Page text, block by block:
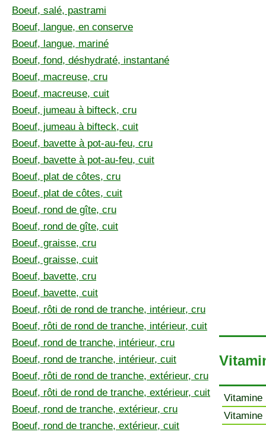
Boeuf, salé, pastrami
Boeuf, langue, en conserve
Boeuf, langue, mariné
Boeuf, fond, déshydraté, instantané
Boeuf, macreuse, cru
Boeuf, macreuse, cuit
Boeuf, jumeau à bifteck, cru
Boeuf, jumeau à bifteck, cuit
Boeuf, bavette à pot-au-feu, cru
Boeuf, bavette à pot-au-feu, cuit
Boeuf, plat de côtes, cru
Boeuf, plat de côtes, cuit
Boeuf, rond de gîte, cru
Boeuf, rond de gîte, cuit
Boeuf, graisse, cru
Boeuf, graisse, cuit
Boeuf, bavette, cru
Boeuf, bavette, cuit
Boeuf, rôti de rond de tranche, intérieur, cru
Boeuf, rôti de rond de tranche, intérieur, cuit
Boeuf, rond de tranche, intérieur, cru
Boeuf, rond de tranche, intérieur, cuit
Boeuf, rôti de rond de tranche, extérieur, cru
Boeuf, rôti de rond de tranche, extérieur, cuit
Boeuf, rond de tranche, extérieur, cru
Boeuf, rond de tranche, extérieur, cuit
Vitamine
Vitamine